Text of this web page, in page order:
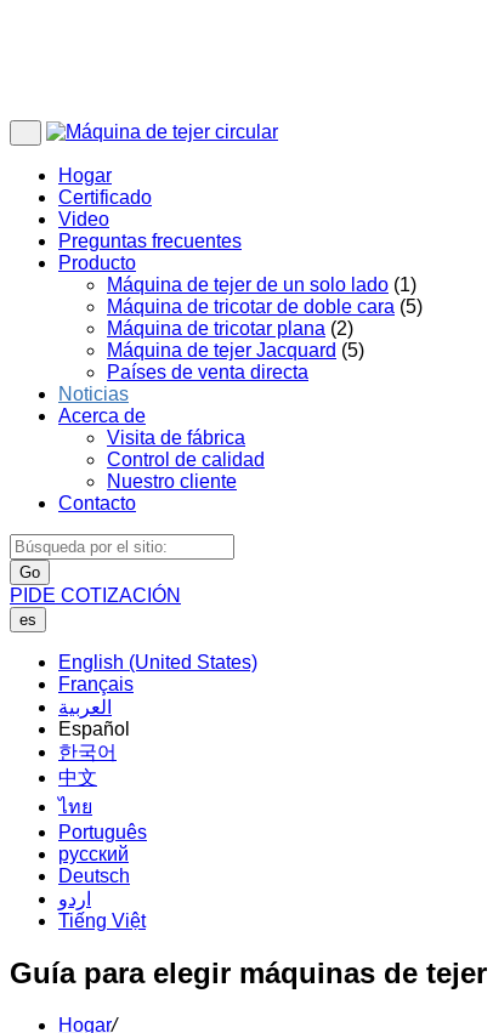
Hogar
Certificado
Video
Preguntas frecuentes
Producto
Máquina de tejer de un solo lado (1)
Máquina de tricotar de doble cara (5)
Máquina de tricotar plana (2)
Máquina de tejer Jacquard (5)
Países de venta directa
Noticias
Acerca de
Visita de fábrica
Control de calidad
Nuestro cliente
Contacto
Go
PIDE COTIZACIÓN
es
English (United States)
Français
العربية
Español
한국어
中文
ไทย
Português
русский
Deutsch
اردو
Tiếng Việt
Guía para elegir máquinas de
Hogar/